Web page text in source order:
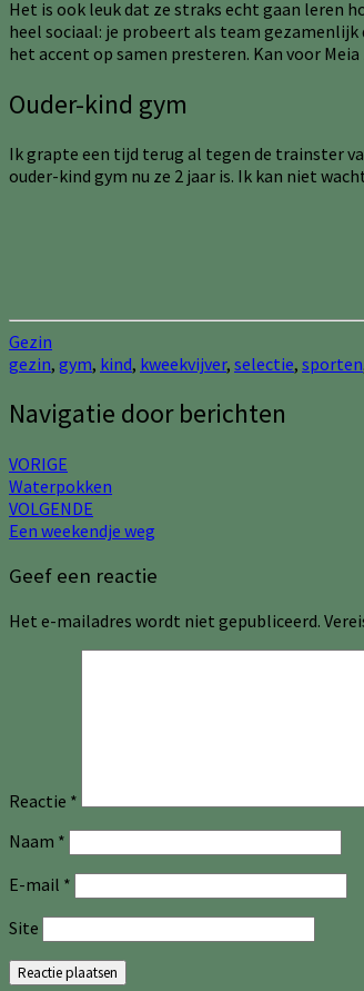
Het is ook leuk dat ze straks echt gaan leren
heel sociaal: je probeert als team
het accent op samen presteren. Kan voor Meia
Ouder-kind gym
Ik grapte een tijd terug al tegen de trainster
ouder-kind gym nu ze 2 jaar is. Ik kan niet
Gezin
gezin, gym, kind, kweekvijver, selectie, sporten
Navigatie door berichten
VORIGE
Waterpokken
VOLGENDE
Een weekendje weg
Geef een reactie
Het e-mailadres wordt niet gepubliceerd.
Reactie *
Naam *
E-mail *
Site